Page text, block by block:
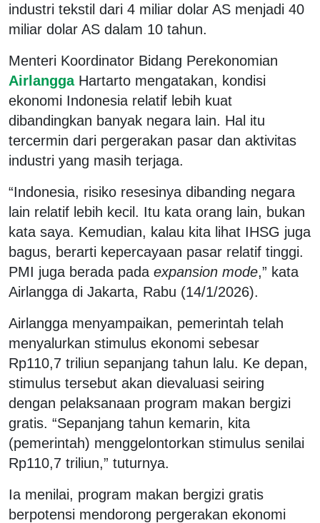
industri tekstil dari 4 miliar dolar AS menjadi 40
miliar dolar AS dalam 10 tahun.
Menteri Koordinator Bidang Perekonomian
Airlangga Hartarto mengatakan, kondisi
ekonomi Indonesia relatif lebih kuat
dibandingkan banyak negara lain. Hal itu
tercermin dari pergerakan pasar dan aktivitas
industri yang masih terjaga.
“Indonesia, risiko resesinya dibanding negara
lain relatif lebih kecil. Itu kata orang lain, bukan
kata saya. Kemudian, kalau kita lihat IHSG juga
bagus, berarti kepercayaan pasar relatif tinggi.
PMI juga berada pada expansion mode,” kata
Airlangga di Jakarta, Rabu (14/1/2026).
Airlangga menyampaikan, pemerintah telah
menyalurkan stimulus ekonomi sebesar
Rp110,7 triliun sepanjang tahun lalu. Ke depan,
stimulus tersebut akan dievaluasi seiring
dengan pelaksanaan program makan bergizi
gratis. “Sepanjang tahun kemarin, kita
(pemerintah) menggelontorkan stimulus senilai
Rp110,7 triliun,” tuturnya.
Ia menilai, program makan bergizi gratis
berpotensi mendorong pergerakan ekonomi